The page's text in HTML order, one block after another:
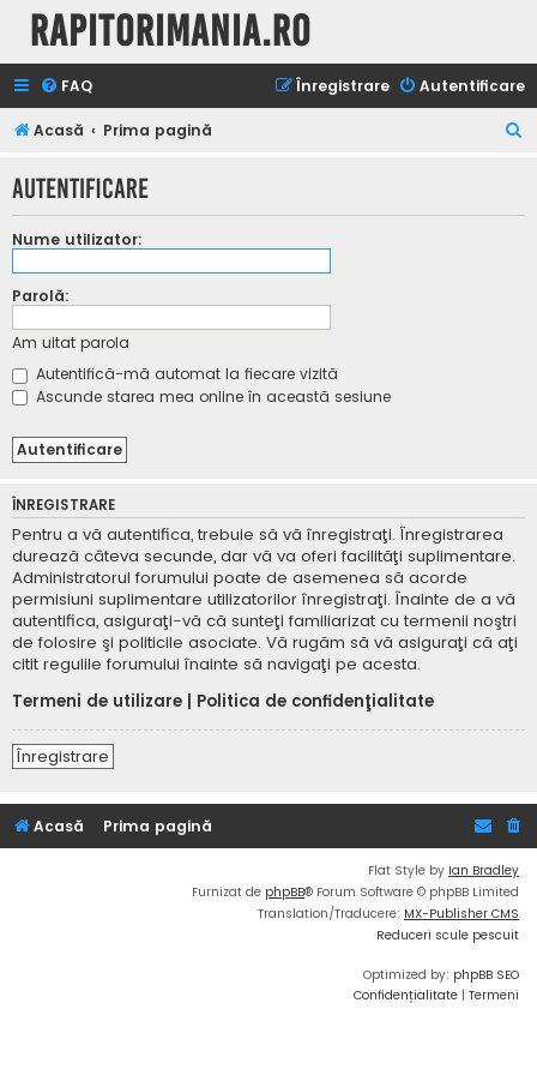
Rapitorimania.ro
FAQ Autentificare
Înregistrare
Acasă Prima pagină
t
Autentificare
Nume utilizator:
Parolă:
Am uitat parola
Autentifică-mă automat la fiecare vizită
Ascunde starea mea online în această sesiune
ÎNREGISTRARE
Pentru a vă autentifica, trebuie să vă înregistraţi. Înregistrarea
durează câteva secunde, dar vă va oferi facilităţi suplimentare.
Administratorul forumului poate de asemenea să acorde
permisiuni suplimentare utilizatorilor înregistraţi. Înainte de a vă
autentifica, asiguraţi-vă că sunteţi familiarizat cu termenii noştri
de folosire şi politicile asociate. Vă rugăm să vă asiguraţi că aţi
citit regulile forumului înainte să navigaţi pe acesta.
Termeni de utilizare
Politica de confidenţialitate
Înregistrare
Acasă Prima pagină
Flat Style by Ian Bradley
Furnizat de phpBB® Forum Software © phpBB Limited
Translation/Traducere: MX-Publisher CMS
Reduceri scule pescuit
Optimized by: phpBB SEO
Confidențialitate | Termeni